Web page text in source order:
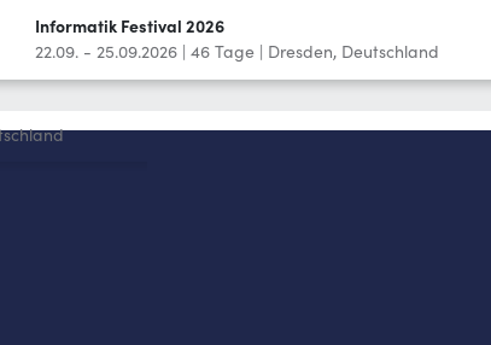
Informatik Festival 2026
22.09. - 25.09.2026| 46 Tage | Dresden, Deutschland